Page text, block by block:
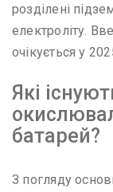
розділені
електроліту.
очікується у
Які
батарей?
З погляду